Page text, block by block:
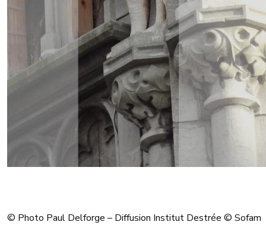
© Photo Paul Delforge – Diffusion Institut Destrée © Sofam